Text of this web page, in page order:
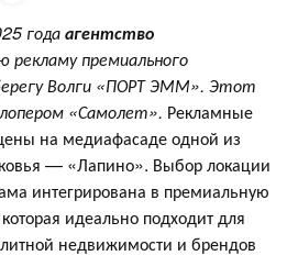
годаагентство
премиального
Волги «ПОРТ ЭММ». Этот
«Самолет». Рекламные
на медиафасаде одной из
— «Лапино». Выбор локации
интегрирована в премиальную
идеально подходит для
недвижимости и брендов